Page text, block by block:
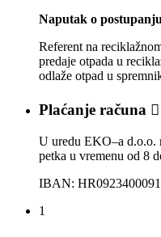
Naputak o
Referent na
predaje otpada u
odlaže otpad u
Plaćanje računa 
U uredu EKO–a d.o.o.
petka u vremenu od 8
IBAN:
1